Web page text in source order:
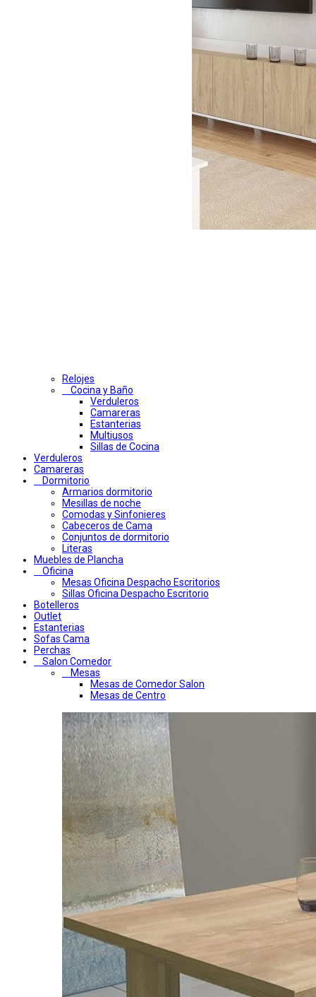
Relojes
Cocina y Baño
Verduleros
Camareras
Estanterias
Multiusos
Sillas de Cocina
Verduleros
Camareras
Dormitorio
Armarios dormitorio
Mesillas de noche
Comodas y Sinfonieres
Cabeceros de Cama
Conjuntos de dormitorio
Literas
Muebles de Plancha
Oficina
Mesas Oficina Despacho Escritorios
Sillas Oficina Despacho Escritorio
Botelleros
Outlet
Estanterias
Sofas Cama
Perchas
Salon Comedor
Mesas
Mesas de Comedor Salon
Mesas de Centro